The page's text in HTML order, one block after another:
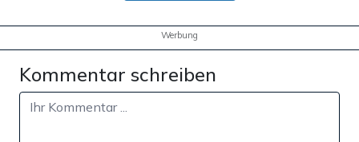
Werbung
Kommentar schreiben